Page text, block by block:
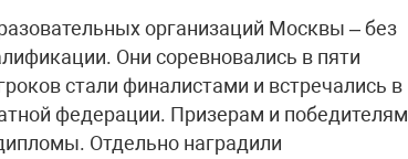
организаций Москвы – без
Они соревновались в пяти
стали финалистами и встречались в
федерации. Призерам и победителям
Отдельно наградили